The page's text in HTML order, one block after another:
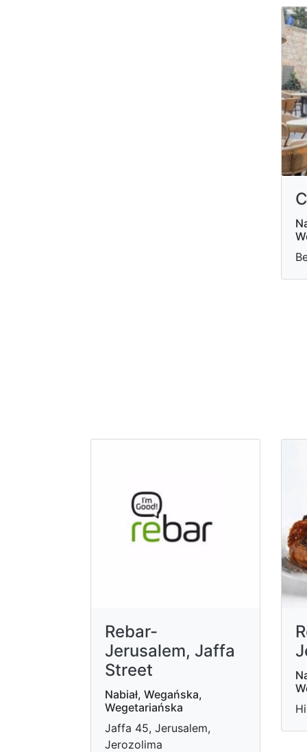
Rebar-
Jerusalem, Jaffa
Street
Nabiał, Wegańska,
Wegetariańska
Jaffa 45, Jerusalem,
Jerozolima